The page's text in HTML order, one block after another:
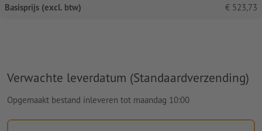
Basisprijs (excl. btw) € 523,73
Verwachte leverdatum (Standaardverzending)
Opgemaakt bestand inleveren tot maandag 10:00